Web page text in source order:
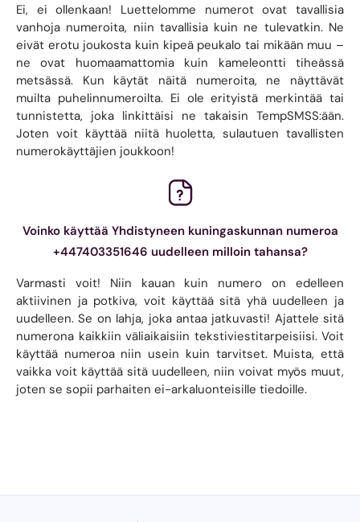
Ei, ei ollenkaan! Luettelomme numerot ovat tavallisia
vanhoja numeroita, niin tavallisia kuin ne tulevatkin. Ne
eivät erotu joukosta kuin kipeä peukalo tai mikään muu –
ne ovat huomaamattomia kuin kameleontti tiheässä
metsässä. Kun käytät näitä numeroita, ne näyttävät
muilta puhelinnumeroilta. Ei ole erityistä merkintää tai
tunnistetta, joka linkittäisi ne takaisin TempSMSS:ään.
Joten voit käyttää niitä huoletta, sulautuen tavallisten
numerokäyttäjien joukkoon!
Voinko käyttää Yhdistyneen kuningaskunnan numeroa
+447403351646 uudelleen milloin tahansa?
Varmasti voit! Niin kauan kuin numero on edelleen
aktiivinen ja potkiva, voit käyttää sitä yhä uudelleen ja
uudelleen. Se on lahja, joka antaa jatkuvasti! Ajattele sitä
numerona kaikkiin väliaikaisiin tekstiviestitarpeisiisi. Voit
käyttää numeroa niin usein kuin tarvitset. Muista, että
vaikka voit käyttää sitä uudelleen, niin voivat myös muut,
joten se sopii parhaiten ei-arkaluonteisille tiedoille.